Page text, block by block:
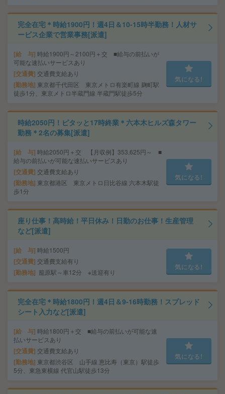
完全在宅＊時給1900円！週4日＆10-15時半勤務！人材サ
ービス企業で営業事務[派遣]
給 与 時給1900円～2100円＋交 ■給与の前払いが
可能な速払いサービスあり
交通費 交通費支給あり
勤務地 東京都千代田区 東京メトロ有楽町線 麹町駅
徒歩1分、東京メトロ半蔵門線 半蔵門駅徒歩5分
気になる!
時給2050円！ピタッと17時終業＊六本木ヒルズ森タワー
勤務＊2名の募集[派遣]
給 与 時給2050円＋交 【月収例】353,625円～ ■
給与の前払いが可能な速払いサービスあり
交通費 交通費支給あり
勤務地 東京都港区 東京メトロ日比谷線 六本木駅徒
歩1分
気になる!
座り仕事！高時給！平日休み！日勤のお仕事！生産管理
など[派遣]
給 与 時給1500円
交通費 交通費支給有り
勤務地 籠原駅～車12分 ※送迎有り
気になる!
完全在宅＊時給1800円！週4日＆9-16時勤務！スプレッド
シート入力など[派遣]
給 与 時給1800円＋交 ■給与の前払いが可能な速
払いサービスあり
交通費 交通費支給あり
勤務地 東京都渋谷区 山手線 恵比寿（東京）駅徒歩
5分、東急東横線 代官山駅徒歩13分
気になる!